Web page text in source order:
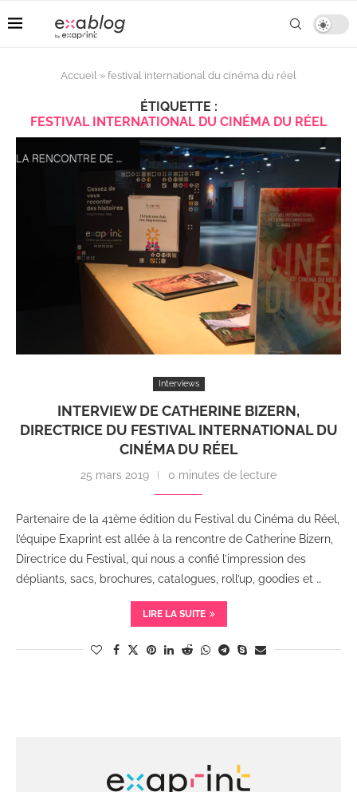
Accueil » festival international du cinéma du réel
ÉTIQUETTE :
FESTIVAL INTERNATIONAL DU CINÉMA DU RÉEL
Interviews
INTERVIEW DE CATHERINE BIZERN,
DIRECTRICE DU FESTIVAL INTERNATIONAL DU
CINÉMA DU RÉEL
25 mars 2019 0 minutes de lecture
Partenaire de la 41ème édition du Festival du Cinéma du Réel,
l’équipe Exaprint est allée à la rencontre de Catherine Bizern,
Directrice du Festival, qui nous a confié l’impression des
dépliants, sacs, brochures, catalogues, roll’up, goodies et …
LIRE LA SUITE